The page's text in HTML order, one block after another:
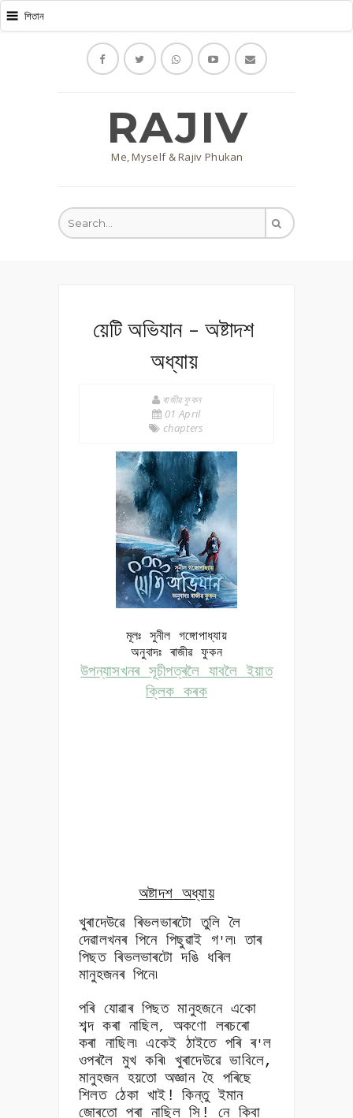
RAJIV
Me, Myself & Rajiv Phukan
য়েটি অভিযান - অষ্টাদশ
অধ্যায়
ৰাজীৱ ফুকন
01 April
chapters
মূলঃ সুনীল গঙ্গোপাধ্যায়
অনুবাদঃ ৰাজীৱ ফুকন
উপন্যাসখনৰ সূচীপত্ৰলৈ যাবলৈ ইয়াত
ক্লিক কৰক
অষ্টাদশ অধ্যায়
খুৰাদেউৱে ৰিভলভাৰটো তুলি লৈ
দেৱালখনৰ পিনে পিছুৱাই গ'ল৷ তাৰ
পিছত ৰিভলভাৰটো দঙি ধৰিল
মানুহজনৰ পিনে৷
পৰি যোৱাৰ পিছত মানুহজনে একো
শব্দ কৰা নাছিল, অকণো লৰচৰো
কৰা নাছিল৷ একেই ঠাইতে পৰি ৰ'ল
ওপৰলৈ মুখ কৰি৷ খুৰাদেউৱে ভাবিলে,
মানুহজন হয়তো অজ্ঞান হৈ পৰিছে
শিলত ঠেকা খাই!
কিন্তু ইমান
জোৰতো পৰা নাছিল সি! নে কিবা